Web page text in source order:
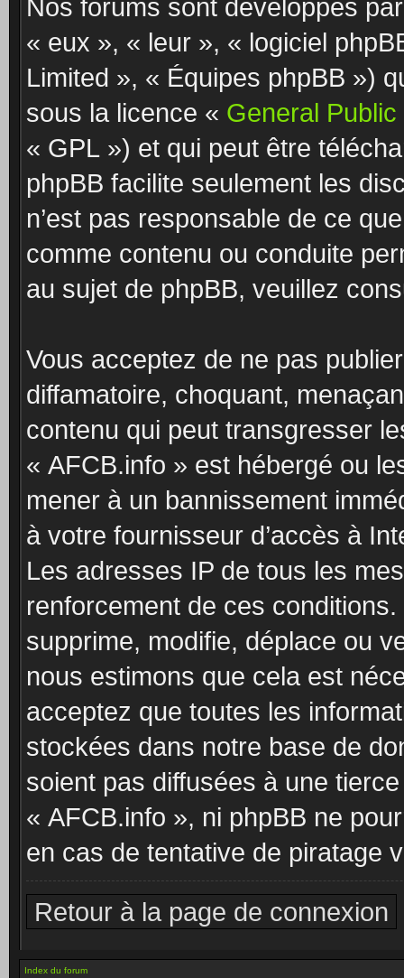
Nos forums sont développés
« eux », « leur », « logiciel
Limited », « Équipes phpBB »)
sous la licence « General
« GPL ») et qui peut être
phpBB facilite seulement les
n’est pas responsable de ce
comme contenu ou conduite
au sujet de phpBB, veuillez
Vous acceptez de ne pas
diffamatoire, choquant,
contenu qui peut transgresser
« AFCB.info » est hébergé ou
mener à un bannissement
à votre fournisseur d’accès à
Les adresses IP de tous les
renforcement de ces
supprime, modifie, déplace ou
nous estimons que cela est
acceptez que toutes les
stockées dans notre base de
soient pas diffusées à une
« AFCB.info », ni phpBB ne
en cas de tentative de piratage
Retour à la page de connexion
Index du forum